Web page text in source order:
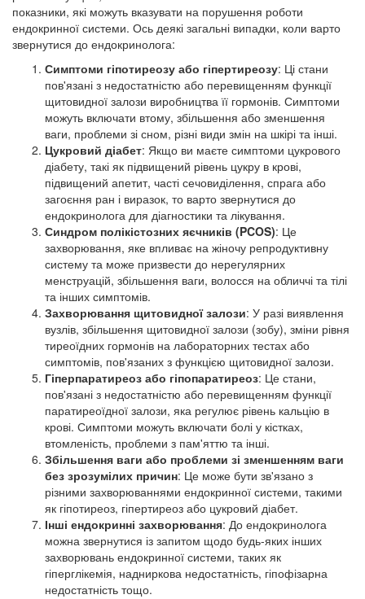
показники, які можуть вказувати на порушення роботи
ендокринної системи. Ось деякі загальні випадки, коли варто
звернутися до ендокринолога:
Симптоми гіпотиреозу або гіпертиреозу: Ці стани
пов'язані з недостатністю або перевищенням функції
щитовидної залози виробництва її гормонів. Симптоми
можуть включати втому, збільшення або зменшення
ваги, проблеми зі сном, різні види змін на шкірі та інші.
Цукровий діабет: Якщо ви маєте симптоми цукрового
діабету, такі як підвищений рівень цукру в крові,
підвищений апетит, часті сечовиділення, спрага або
загоєння ран і виразок, то варто звернутися до
ендокринолога для діагностики та лікування.
Синдром полікістозних яєчників (PCOS): Це
захворювання, яке впливає на жіночу репродуктивну
систему та може призвести до нерегулярних
менструацій, збільшення ваги, волосся на обличчі та тілі
та інших симптомів.
Захворювання щитовидної залози: У разі виявлення
вузлів, збільшення щитовидної залози (зобу), зміни рівня
тиреоїдних гормонів на лабораторних тестах або
симптомів, пов'язаних з функцією щитовидної залози.
Гіперпаратиреоз або гіпопаратиреоз: Це стани,
пов'язані з недостатністю або перевищенням функції
паратиреоїдної залози, яка регулює рівень кальцію в
крові. Симптоми можуть включати болі у кістках,
втомленість, проблеми з пам'яттю та інші.
Збільшення ваги або проблеми зі зменшенням ваги
без зрозумілих причин: Це може бути зв'язано з
різними захворюваннями ендокринної системи, такими
як гіпотиреоз, гіпертиреоз або цукровий діабет.
Інші ендокринні захворювання: До ендокринолога
можна звернутися із запитом щодо будь-яких інших
захворювань ендокринної системи, таких як
гіперглікемія, надниркова недостатність, гіпофізарна
недостатність тощо.